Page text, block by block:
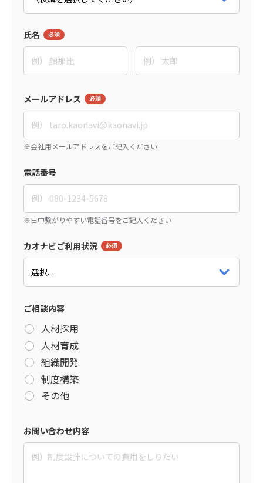
氏名
メールアドレス
電話番号
カオナビご利用状況
ご相談内容
人材採用
人材育成
組織開発
制度構築
その他
お問い合わせ内容